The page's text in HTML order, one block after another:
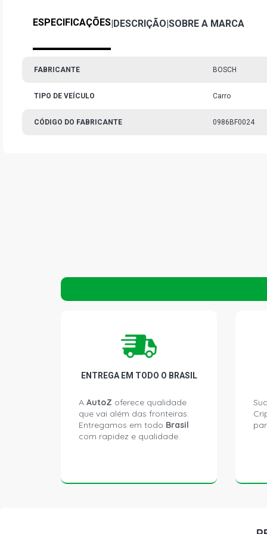
ESPECIFICAÇÕES|DESCRIÇÃO|SOBRE A MARCA
FABRICANTE BOSCH
TIPO DE VEÍCULO Carro
CÓDIGO DO FABRICANTE 0986BF0024
ENTREGA EM TODO O BRASIL
A AutoZ oferece qualidade
que vai além das fronteiras.
Entregamos em todo Brasil
com rapidez e qualidade.